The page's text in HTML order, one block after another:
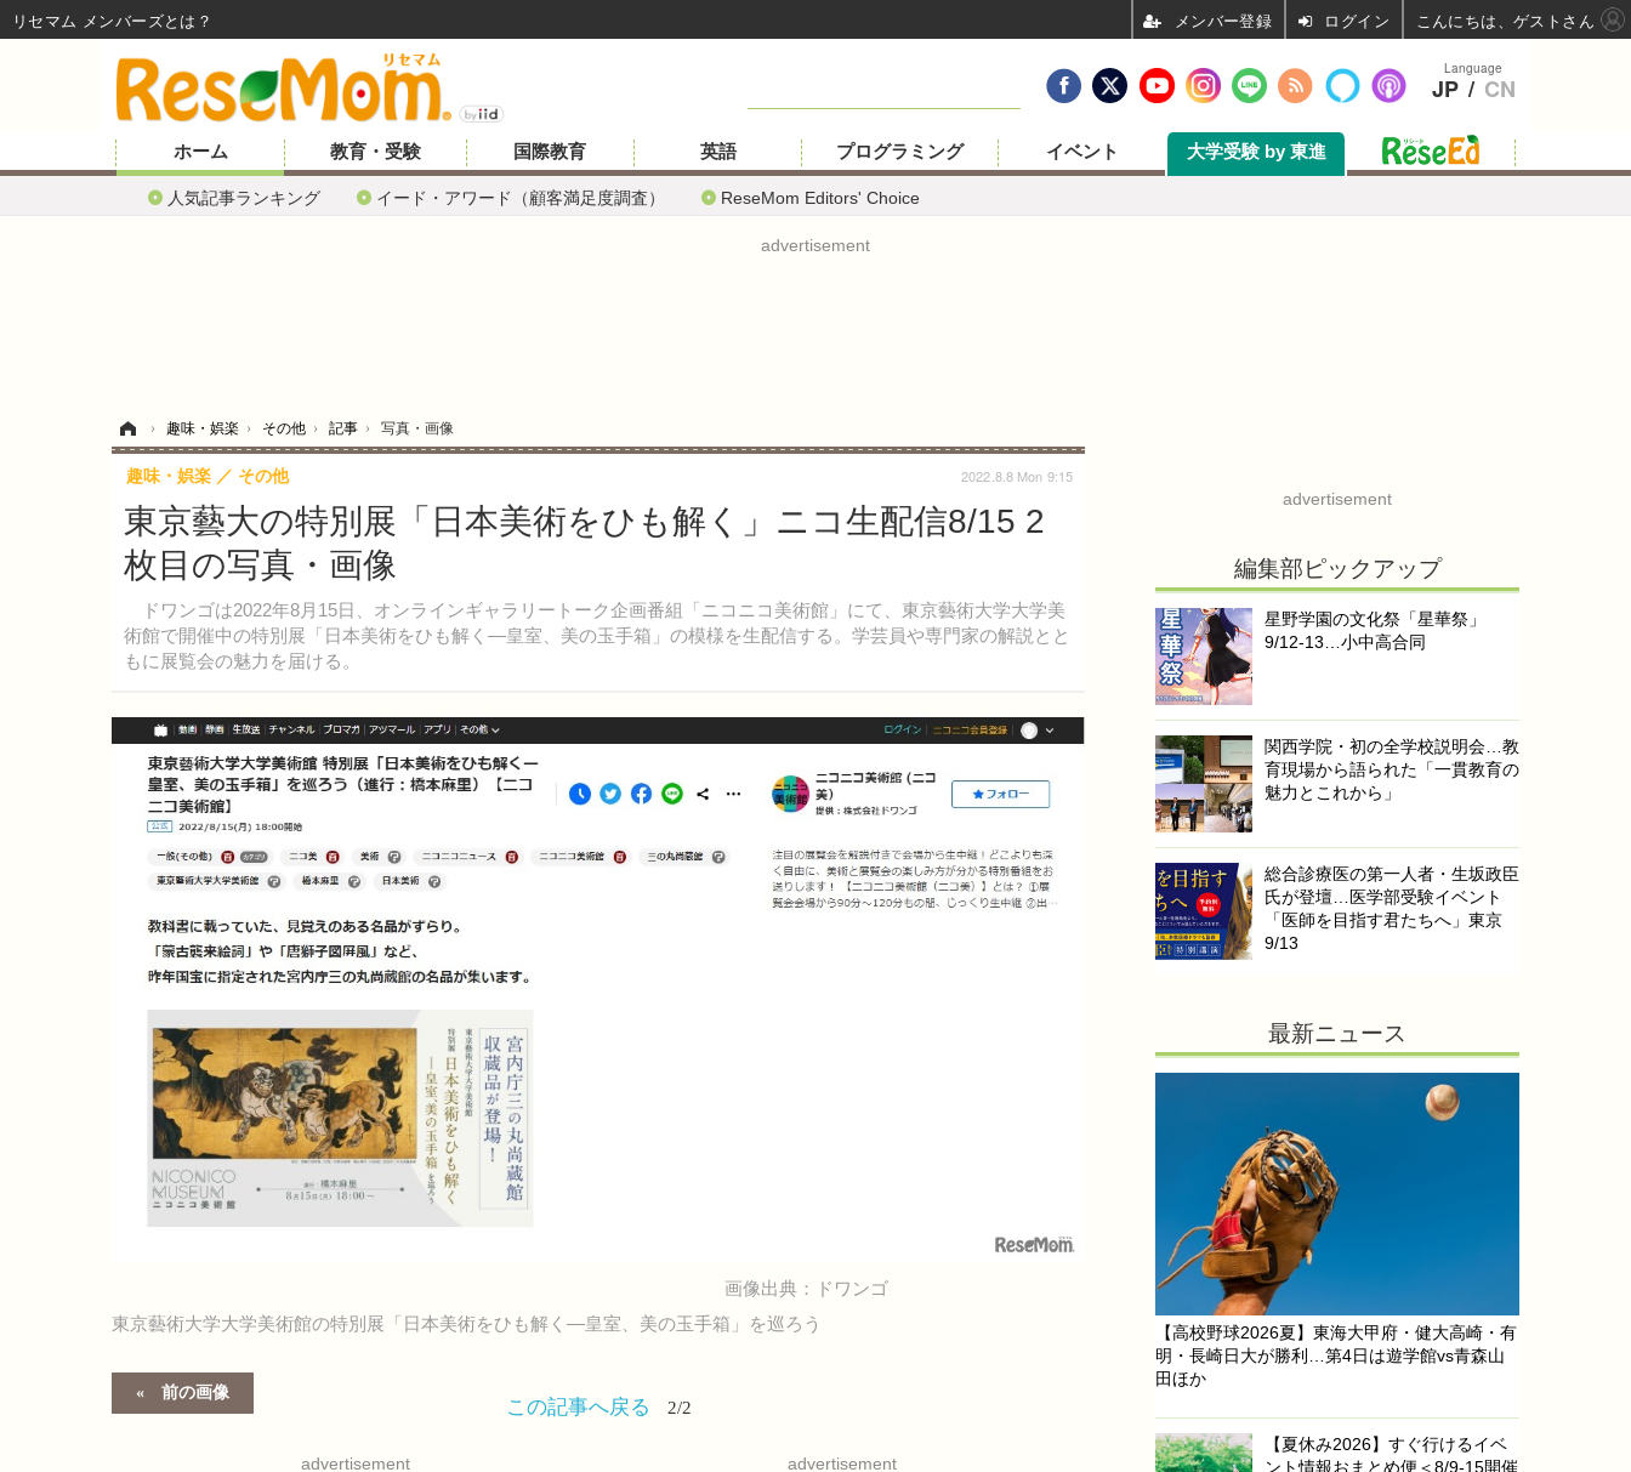
ホーム
人気記事ランキング イード・アワード（顧客満足度調査） ReseMom Editors' Choice
教育・受験 国際教育 英語 プログラミング イベント 大学受験 by 東進
advertisement
› 趣味・娯楽 › その他 › 記事 › 写真・画像
東京藝大の特別展「日本美術をひも解く」ニコ生配信8/15 2
枚目の写真・画像
ドワンゴは2022年8月15日、オンラインギャラリートーク企画番組「ニコニコ美術館」にて、東京藝術大学大学美
術館で開催中の特別展「日本美術をひも解く―皇室、美の玉手箱」の模様を生配信する。学芸員や専門家の解説とと
もに展覧会の魅力を届ける。
趣味・娯楽 その他 2022.8.8 Mon 9:15
画像出典：ドワンゴ
東京藝術大学大学美術館の特別展「日本美術をひも解く―皇室、美の玉手箱」を巡ろう
前の画像
この記事へ戻る 2/2
advertisement advertisement
advertisement
編集部ピックアップ
星野学園の文化祭「星華祭」
9/12-13…小中高合同
関西学院・初の全学校説明会…教
育現場から語られた「一貫教育の
魅力とこれから」
総合診療医の第一人者・生坂政臣
氏が登壇…医学部受験イベント
「医師を目指す君たちへ」東京
9/13
最新ニュース
【高校野球2026夏】東海大甲府・健大高崎・有
明・長崎日大が勝利…第4日は遊学館vs青森山
田ほか
【夏休み2026】すぐ行けるイベ
ント情報おまとめ便＜8/9-15開催
Language
JP / CN
リセマム メンバーズ ログイン こんにちは、ゲストさん